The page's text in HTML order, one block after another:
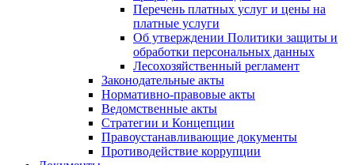
Перечень платных услуг и цены на
платные услуги
Об утверждении Политики защиты и
обработки персональных данных
Лесохозяйственный регламент
Законодательные акты
Нормативно-правовые акты
Ведомственные акты
Стратегии и Концепции
Правоустанавливающие документы
Противодействие коррупции